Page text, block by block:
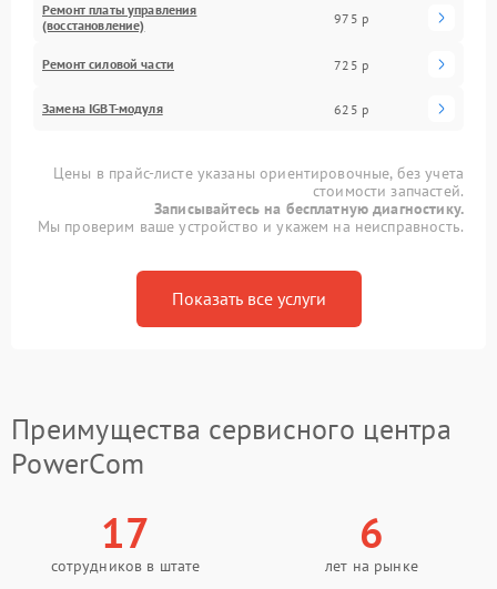
Ремонт платы управления
(восстановление)
975 р
Ремонт силовой части 725 р
Замена IGBT-модуля 625 р
Цены в прайс-листе указаны ориентировочные, без учета
стоимости запчастей.
Записывайтесь на бесплатную диагностику.
Мы проверим ваше устройство и укажем на неисправность.
Показать все услуги
Преимущества сервисного центра
PowerCom
17
сотрудников в штате
6
лет на рынке